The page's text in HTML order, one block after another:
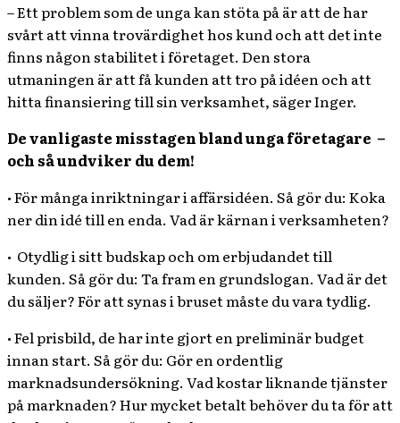
– Ett problem som de unga kan stöta på är att de har
svårt att vinna trovärdighet hos kund och att det inte
finns någon stabilitet i företaget. Den stora
utmaningen är att få kunden att tro på idéen och att
hitta finansiering till sin verksamhet, säger Inger.
De vanligaste misstagen bland unga företagare –
och så undviker du dem!
• För många inriktningar i affärsidéen. Så gör du: Koka
ner din idé till en enda. Vad är kärnan i verksamheten?
• Otydlig i sitt budskap och om erbjudandet till
kunden. Så gör du: Ta fram en grundslogan. Vad är det
du säljer? För att synas i bruset måste du vara tydlig.
• Fel prisbild, de har inte gjort en preliminär budget
innan start. Så gör du: Gör en ordentlig
marknadsundersökning. Vad kostar liknande tjänster
på marknaden? Hur mycket betalt behöver du ta för att